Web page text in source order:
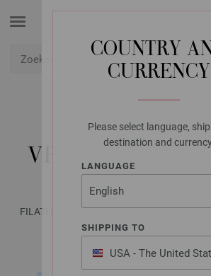
COUNTRY
CURRENCY
Please select language,
destination and
LANGUAGE
SHIPPING TO
USA - The United
of America
LANA GROSSA
VEST COOL
FILATI Männer No. 9 - Tijdschrift (DE) +
Model 1